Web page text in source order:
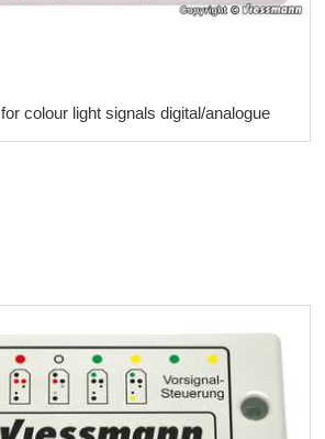
colour light signals digital/analogue